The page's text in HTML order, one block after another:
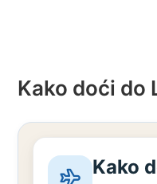
Kako doći do
Kako